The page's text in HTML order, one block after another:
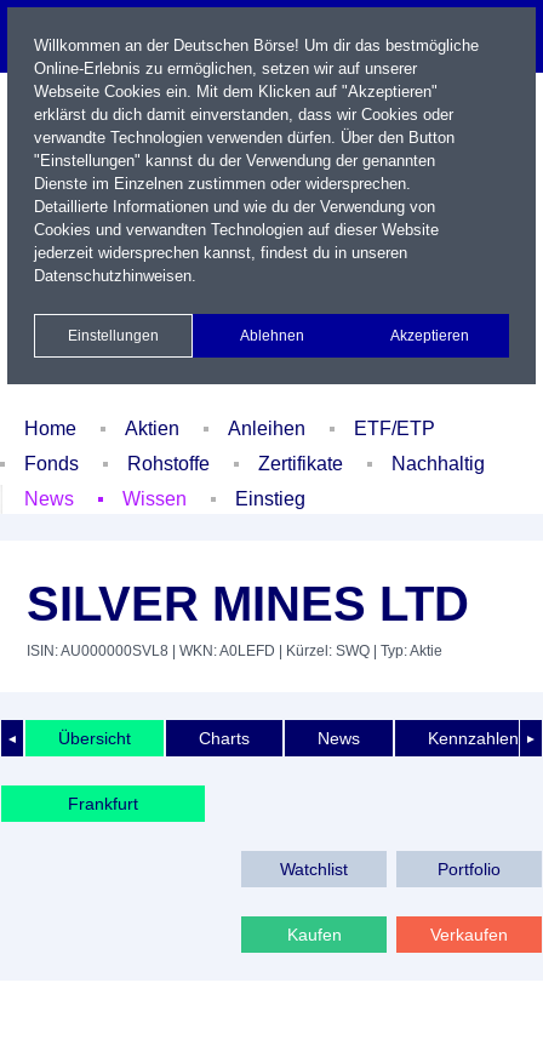
Name / WKN / ISIN / Kürzel
Xetra Realtime
Watchlist Portfolio Login
Home Aktien Anleihen
ETF/ETP
Fonds
Rohstoffe Zertifikate
Nachhaltig
News
Wissen Einstieg
SILVER MINES LTD
ISIN: AU000000SVL8 | WKN: A0LEFD | Kürzel: SWQ | Typ: Aktie
◄ ►
Übersicht Charts News Kennzahlen
Frankfurt
Watchlist Portfolio
Kaufen Verkaufen
Willkommen an der Deutschen Börse! Um dir das bestmögliche
Online-Erlebnis zu ermöglichen, setzen wir auf unserer
Webseite Cookies ein. Mit dem Klicken auf "Akzeptieren"
erklärst du dich damit einverstanden, dass wir Cookies oder
verwandte Technologien verwenden dürfen. Über den Button
"Einstellungen" kannst du der Verwendung der genannten
Dienste im Einzelnen zustimmen oder widersprechen.
Detaillierte Informationen und wie du der Verwendung von
Cookies und verwandten Technologien auf dieser Website
jederzeit widersprechen kannst, findest du in unseren
Datenschutzhinweisen.
Einstellungen Ablehnen Akzeptieren